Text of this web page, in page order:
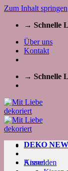
Zum Inhalt springen
→ Schnelle
Über uns
Kontakt
→ Schnelle
Kissen
DEKO
Anmelden